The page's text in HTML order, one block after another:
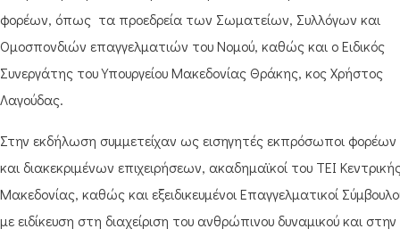
φορέων, όπως τα προεδρεία των Σωματείων, Συλλόγων και
Ομοσπονδιών επαγγελματιών του Νομού, καθώς και ο Ειδικός
Συνεργάτης του Υπουργείου Μακεδονίας Θράκης, κος Χρήστος
Λαγούδας.
Στην εκδήλωση συμμετείχαν ως εισηγητές εκπρόσωποι φορέων
και διακεκριμένων επιχειρήσεων, ακαδημαϊκοί του ΤΕΙ
Μακεδονίας, καθώς και εξειδικευμένοι Επαγγελματικοί
με ειδίκευση στη διαχείριση του ανθρώπινου δυναμικού και στην